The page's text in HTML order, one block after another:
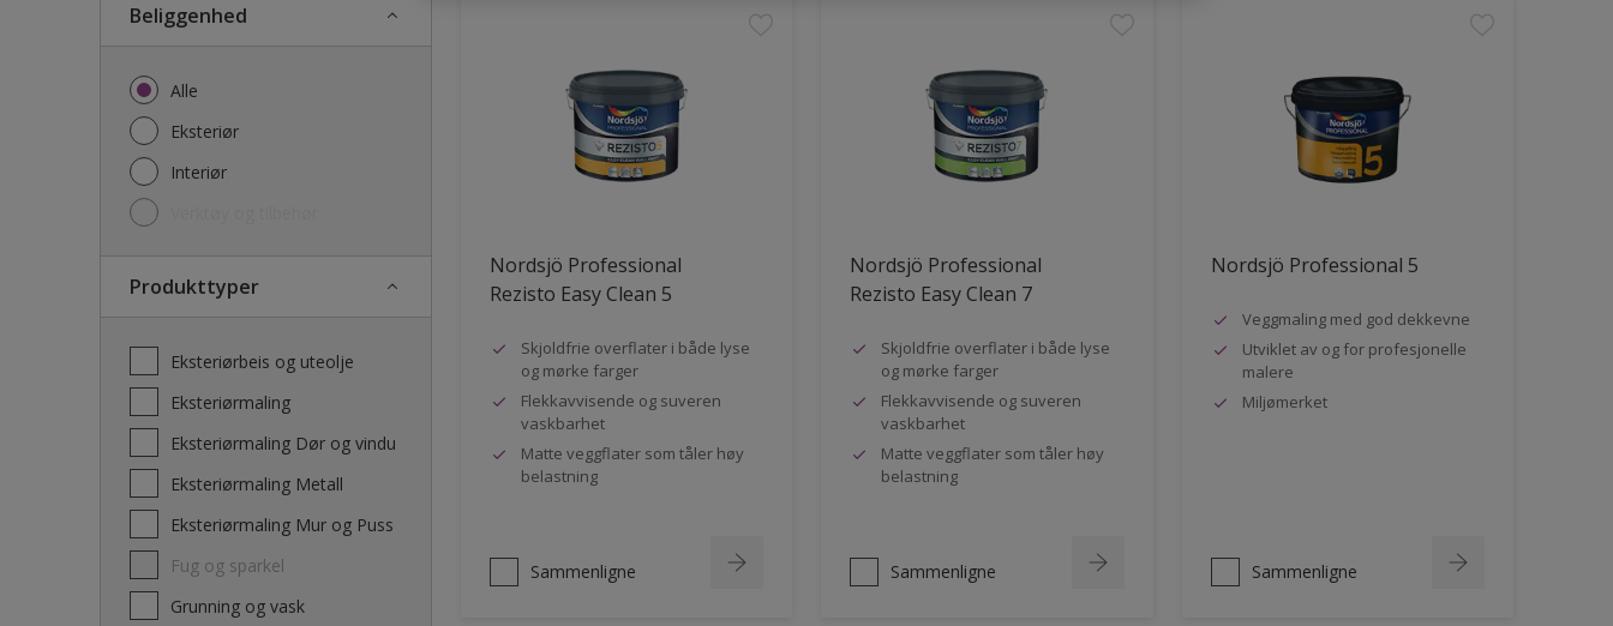
Beliggenhed
Alle
Eksteriør
Interiør
Produkttyper
Eksteriørbeis og uteolje
Eksteriørmaling
Eksteriørmaling Dør og vindu
Eksteriørmaling Metall
Eksteriørmaling Mur og Puss
Fug og sparkel
Grunning og vask
Nordsjö Professional
Rezisto Easy Clean 5
Skjoldfrie overflater i både lyse
og mørke farger
Flekkavvisende og suveren
vaskbarhet
Matte veggflater som tåler høy
belastning
Sammenligne
Nordsjö Professional
Rezisto Easy Clean 7
Skjoldfrie overflater i både lyse
og mørke farger
Flekkavvisende og suveren
vaskbarhet
Matte veggflater som tåler høy
belastning
Sammenligne
Nordsjö Professional 5
Veggmaling med god dekkevne
Utviklet av og for profesjonelle
malere
Miljømerket
Sammenligne